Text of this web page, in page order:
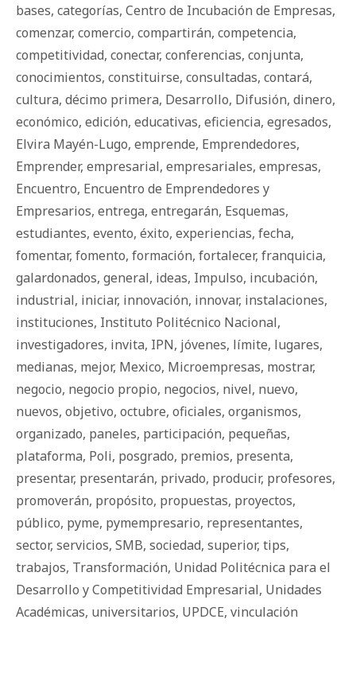
bases, categorías, Centro de Incubación de Empresas,
comenzar, comercio, compartirán, competencia,
competitividad, conectar, conferencias, conjunta,
conocimientos, constituirse, consultadas, contará,
cultura, décimo primera, Desarrollo, Difusión, dinero,
económico, edición, educativas, eficiencia, egresados,
Elvira Mayén-Lugo, emprende, Emprendedores,
Emprender, empresarial, empresariales, empresas,
Encuentro, Encuentro de Emprendedores y
Empresarios, entrega, entregarán, Esquemas,
estudiantes, evento, éxito, experiencias, fecha,
fomentar, fomento, formación, fortalecer, franquicia,
galardonados, general, ideas, Impulso, incubación,
industrial, iniciar, innovación, innovar, instalaciones,
instituciones, Instituto Politécnico Nacional,
investigadores, invita, IPN, jóvenes, límite, lugares,
medianas, mejor, Mexico, Microempresas, mostrar,
negocio, negocio propio, negocios, nivel, nuevo,
nuevos, objetivo, octubre, oficiales, organismos,
organizado, paneles, participación, pequeñas,
plataforma, Poli, posgrado, premios, presenta,
presentar, presentarán, privado, producir, profesores,
promoverán, propósito, propuestas, proyectos,
público, pyme, pymempresario, representantes,
sector, servicios, SMB, sociedad, superior, tips,
trabajos, Transformación, Unidad Politécnica para el
Desarrollo y Competitividad Empresarial, Unidades
Académicas, universitarios, UPDCE, vinculación